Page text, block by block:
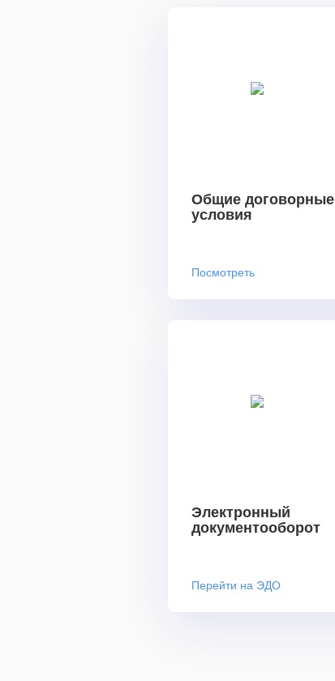
Общие договорные
условия
Посмотреть
Электронный
документооборот
Перейти на ЭДО